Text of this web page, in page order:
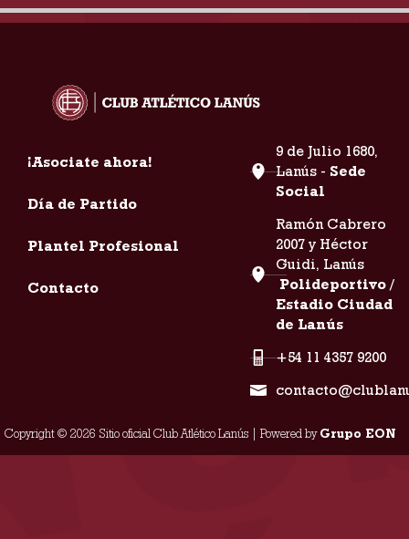
¡Asociate ahora!
Día de Partido
Plantel Profesional
Contacto
9 de Julio 1680,
Lanús - Sede
Social
Ramón Cabrero
2007 y Héctor
Guidi, Lanús
Polideportivo /
Estadio Ciudad
de Lanús
+54 11 4357 9200
Copyright © 2026 Sitio oficial Club Atlético Lanús | Powered byGrupo EON